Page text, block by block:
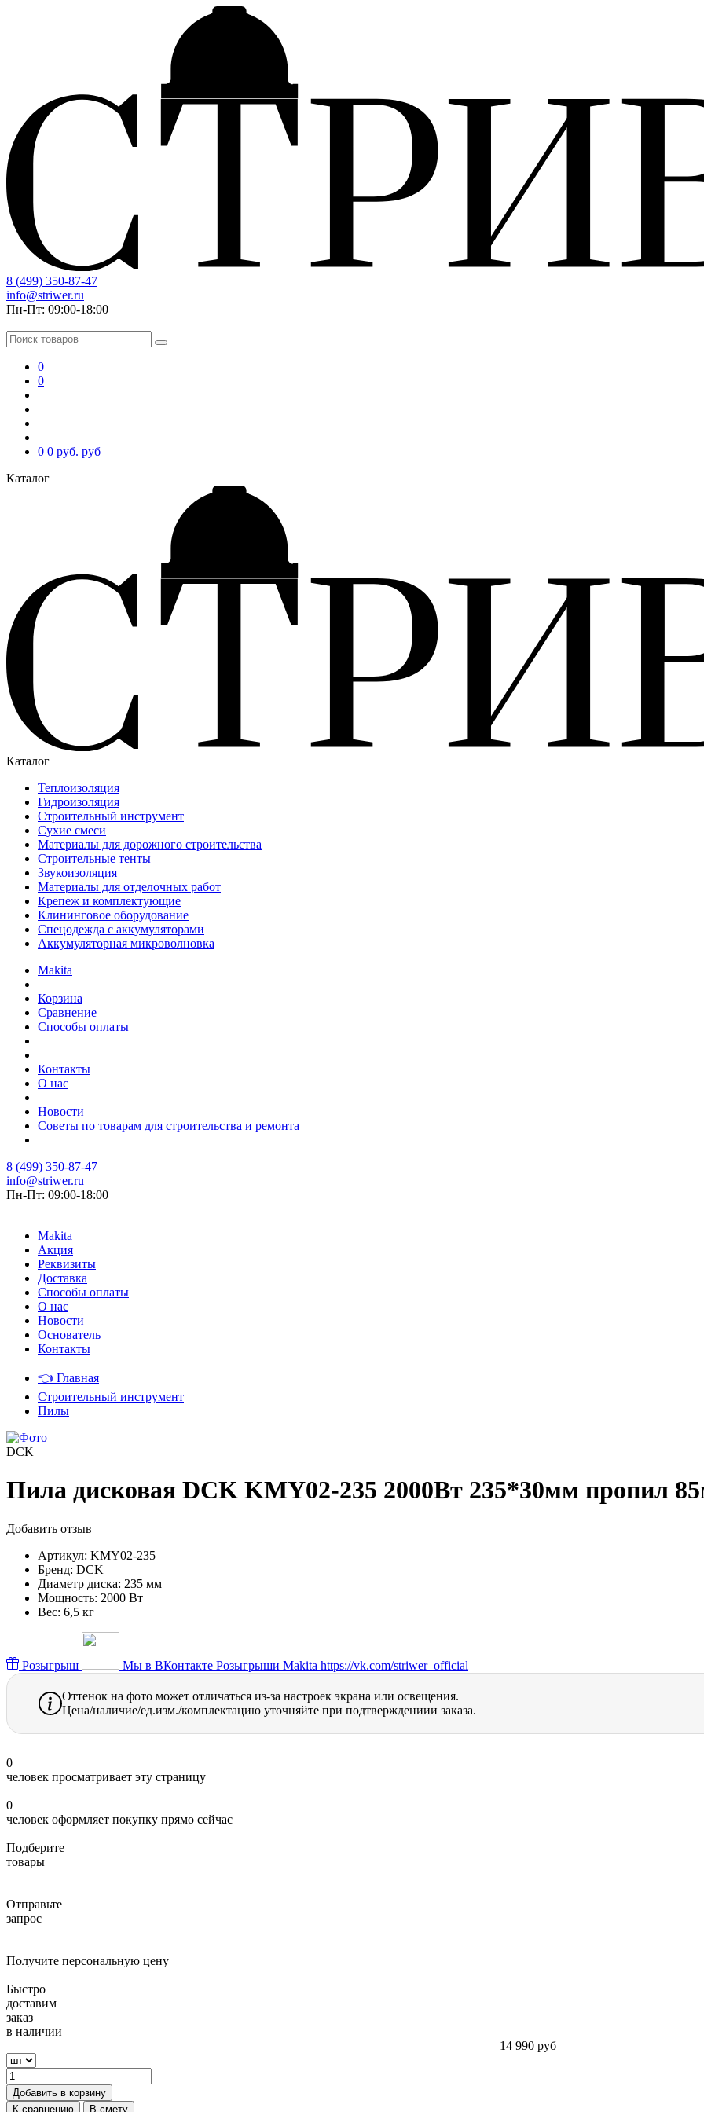
8 (499) 350-87-47
info@striwer.ru
Пн-Пт: 09:00-18:00
0
0
0 0 руб. руб
Каталог
Каталог
Теплоизоляция
Гидроизоляция
Строительный инструмент
Сухие смеси
Материалы для дорожного строительства
Строительные тенты
Звукоизоляция
Материалы для отделочных работ
Крепеж и комплектующие
Клининговое оборудование
Спецодежда с аккумуляторами
Аккумуляторная микроволновка
Makita
Корзина
Сравнение
Способы оплаты
Контакты
О нас
Новости
Советы по товарам для строительства и ремонта
8 (499) 350-87-47
info@striwer.ru
Пн-Пт: 09:00-18:00
Makita
Акция
Реквизиты
Доставка
Способы оплаты
О нас
Новости
Основатель
Контакты
👈 Главная
Строительный инструмент
Пилы
DCK
Пила дисковая DCK KMY02-235 2000Вт 235*30мм пропил
Добавить отзыв
Артикул: KMY02-235
Бренд: DCK
Диаметр диска: 235 мм
Мощность: 2000 Вт
Вес: 6,5 кг
Розыгрыш Мы в ВКонтакте Розыгрыши Makita https://vk.com/striwer_official
Оттенок на фото может отличаться из-за настроек экрана или освещения.
Цена/наличие/ед.изм./комплектацию уточняйте при подтверждениии заказа.
0
человек просматривает эту страницу
0
человек оформляет покупку прямо сейчас
Подберите
товары
Отправьте
запрос
Получите персональную цену
Быстро
доставим
заказ
в наличии
14 990 руб
Добавить в корзину
К сравнению
В смету